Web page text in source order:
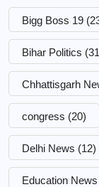
Bigg Boss 19
Bihar Politics
Chhattisgarh
congress (20)
Delhi News (12)
Education News